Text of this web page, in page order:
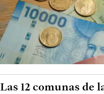
Las 12 comunas de